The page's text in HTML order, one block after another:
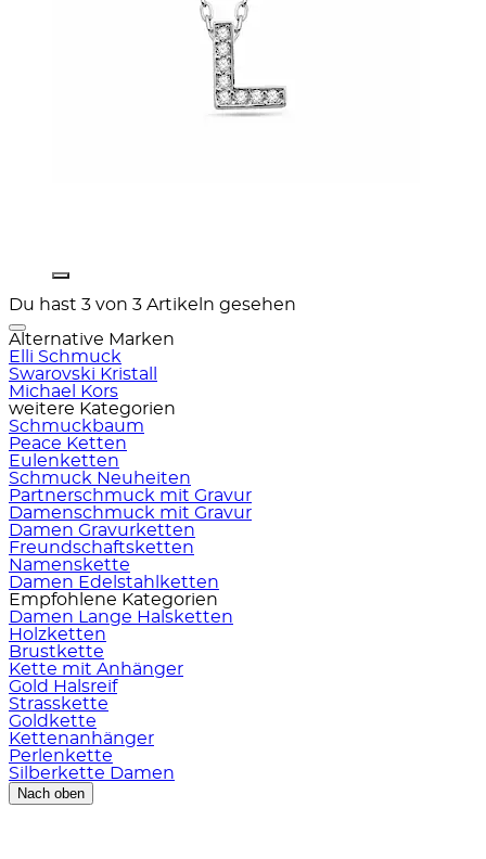
Du hast 3 von 3 Artikeln gesehen
Alternative Marken
Elli Schmuck
Swarovski Kristall
Michael Kors
weitere Kategorien
Schmuckbaum
Peace Ketten
Eulenketten
Schmuck Neuheiten
Partnerschmuck mit Gravur
Damenschmuck mit Gravur
Damen Gravurketten
Freundschaftsketten
Namenskette
Damen Edelstahlketten
Empfohlene Kategorien
Damen Lange Halsketten
Holzketten
Brustkette
Kette mit Anhänger
Gold Halsreif
Strasskette
Goldkette
Kettenanhänger
Perlenkette
Silberkette Damen
Nach oben